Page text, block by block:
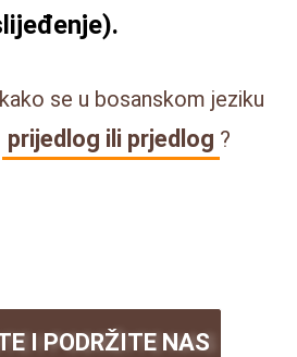
se u bosanskom jeziku
prijedlog ili prjedlog ?
I PODRŽITE NAS